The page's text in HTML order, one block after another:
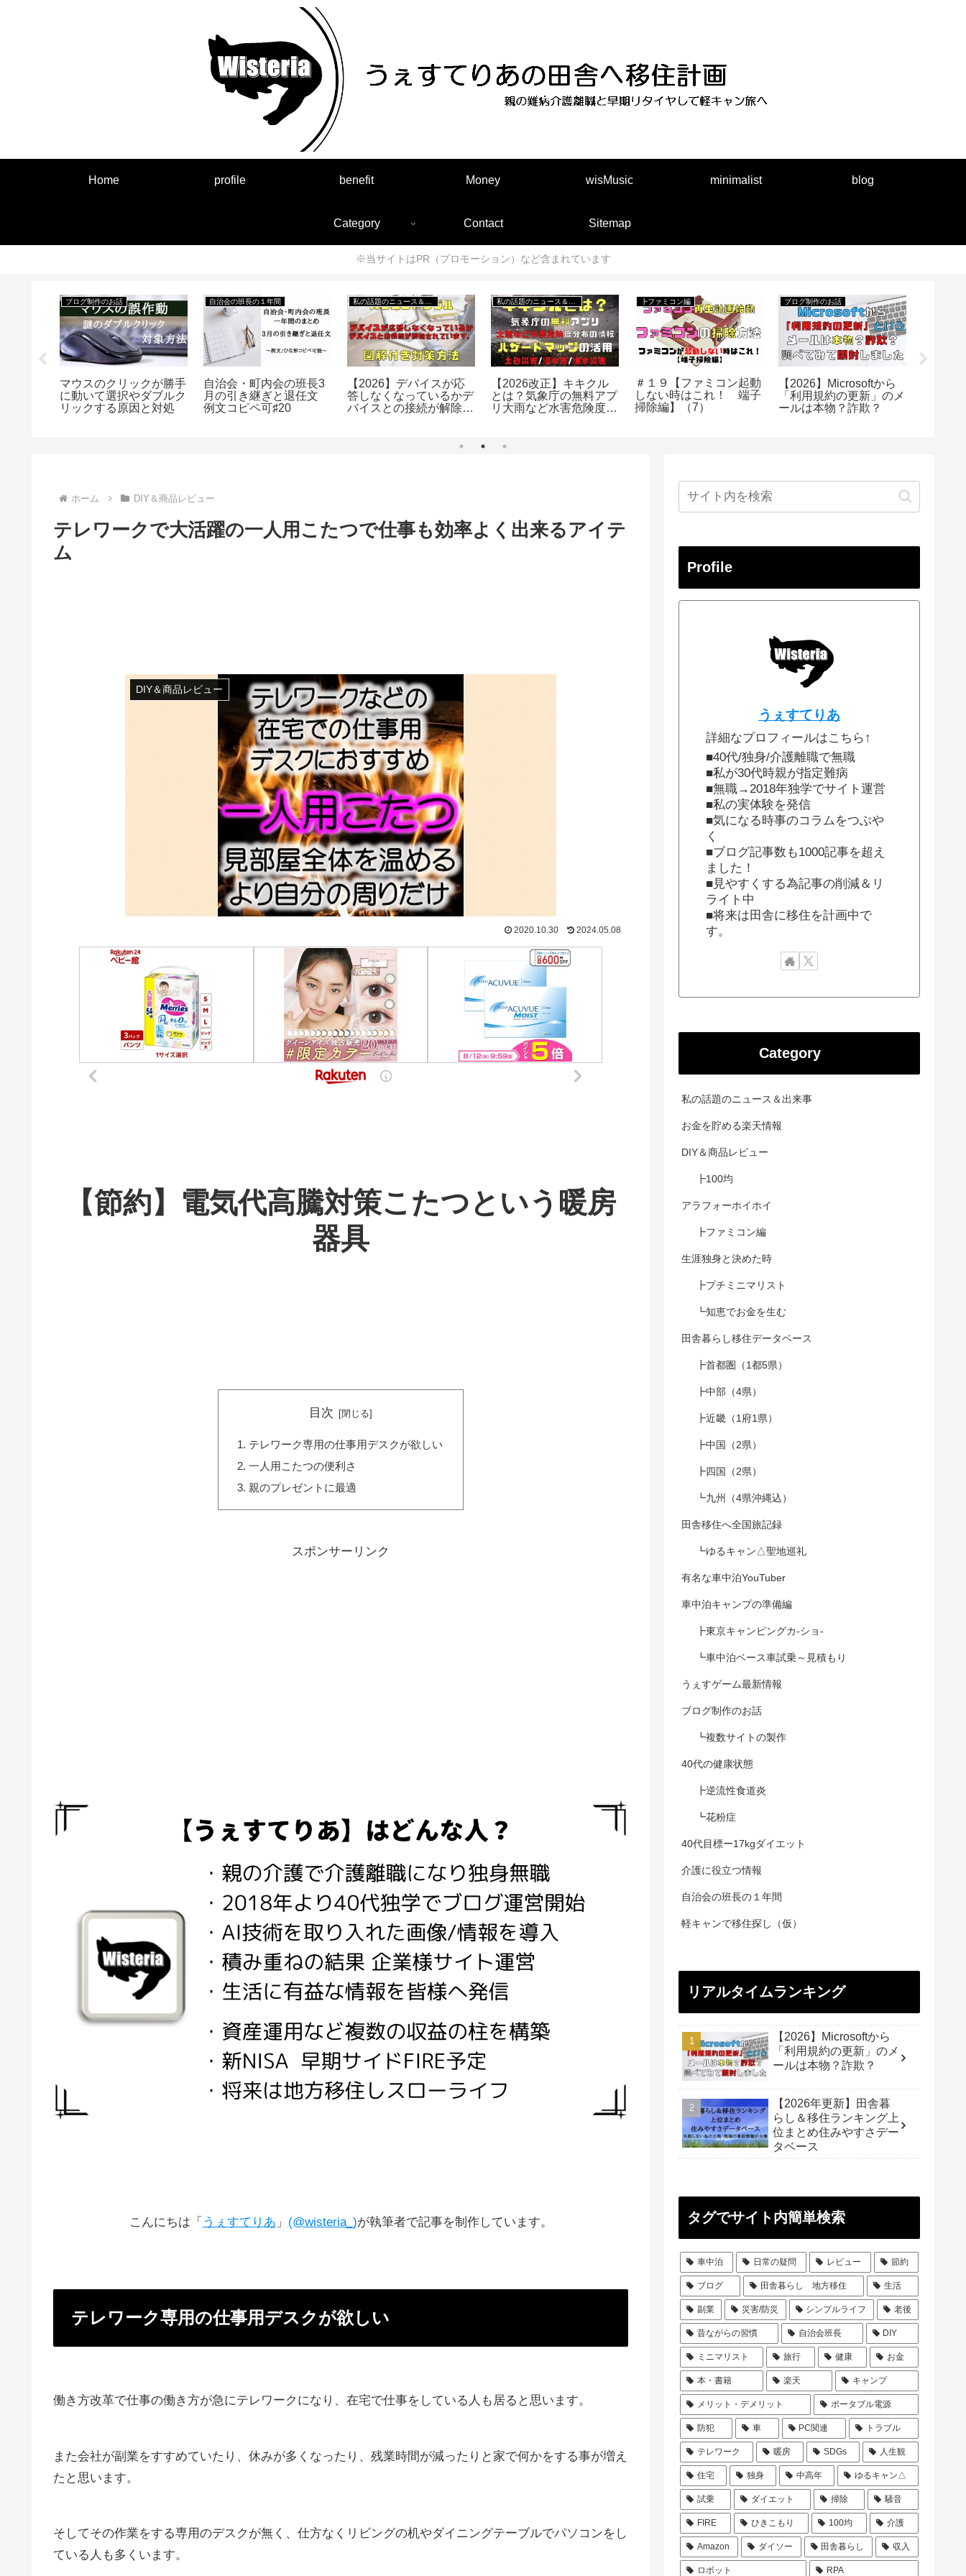
Home profile benefit Money wisMusic minimalist blog
Category Contact Sitemap
※当サイトはPR（プロモーション）など含まれています
ブログ制作のお話
マウスのクリックが勝手
に動いて選択やダブルク
リックする原因と対処
自治会の班長の１年間
自治会・町内会の班長3
月の引き継ぎと退任文
例文コピペ可♯20
【2026】デバイスが応
答しなくなっているかデ
バイスとの接続が解除さ
【2026改正】キキクル
とは？気象庁の無料アプ
リ大雨など水害危険度分
┣ファミコン編
＃１９【ファミコン起動
しない時はこれ！ 端子
掃除編】（7）
ブログ制作のお話
【2026】Microsoftから
「利用規約の更新」のメ
ールは本物？詐欺？
ホーム DIY＆商品レビュー
テレワークで大活躍の一人用こたつで仕事も効率よく出来るアイテ
ム
DIY＆商品レビュー
2020.10.30 2024.05.08
【節約】電気代高騰対策こたつという暖房
器具
目次
テレワーク専用の仕事用デスクが欲しい
一人用こたつの便利さ
親のプレゼントに最適
スポンサーリンク
こんにちは「 うぇすてりあ 」 (@wisteria_)が執筆者で記事を制作しています。
テレワーク専用の仕事用デスクが欲しい
働き方改革で仕事の働き方が急にテレワークになり、在宅で仕事をしている人も居ると思います。
また会社が副業をすすめていたり、休みが多くなったり、残業時間が減ったりと家で何かをする事が増え
たと思います。
そしてその作業をする専用のデスクが無く、仕方なくリビングの机やダイニングテーブルでパソコンをし
ている人も多くいます。
Profile
うぇすてりあ
詳細なプロフィールはこちら↑
■40代/独身/介護離職で無職
■私が30代時親が指定難病
■無職→2018年独学でサイト運営
■私の実体験を発信
■気になる時事のコラムをつぶや
く
■ブログ記事数も1000記事を超え
ました！
■見やすくする為記事の削減＆リ
ライト中
■将来は田舎に移住を計画中で
す。
Category
私の話題のニュース＆出来事
お金を貯める楽天情報
DIY＆商品レビュー
┣100均
アラフォーホイホイ
┣ファミコン編
生涯独身と決めた時
┣プチミニマリスト
┗知恵でお金を生む
田舎暮らし移住データベース
┣首都圏（1都5県）
┣中部（4県）
┣近畿（1府1県）
┣中国（2県）
┣四国（2県）
┗九州（4県沖縄込）
田舎移住へ全国旅記録
┗ゆるキャン△聖地巡礼
有名な車中泊YouTuber
車中泊キャンプの準備編
┣東京キャンピングカ-ショ-
┗車中泊ベース車試乗～見積もり
うぇすゲーム最新情報
ブログ制作のお話
┗複数サイトの製作
40代の健康状態
┣逆流性食道炎
┗花粉症
40代目標ー17kgダイエット
介護に役立つ情報
自治会の班長の１年間
軽キャンで移住探し（仮）
リアルタイムランキング
【2026】Microsoftから
「利用規約の更新」のメ
ールは本物？詐欺？
【2026年更新】田舎暮
らし＆移住ランキング上
位まとめ住みやすさデー
タベース
タグでサイト内簡単検索
車中泊 日常の疑問 レビュー 節約
ブログ 田舎暮らし 地方移住 生活
副業 災害/防災 シンプルライフ 老後
昔ながらの習慣 自治会班長 DIY
ミニマリスト 旅行 健康 お金
本・書籍 楽天 キャンプ
メリット・デメリット ポータブル電源
防犯 車 PC関連 トラブル
テレワーク 暖房 SDGs 人生観
住宅 独身 中高年 ゆるキャン△
試乗 ダイエット 掃除 騒音
FIRE ひきこもり 100均 介護
Amazon ダイソー 田舎暮らし 収入
ロボット RPA